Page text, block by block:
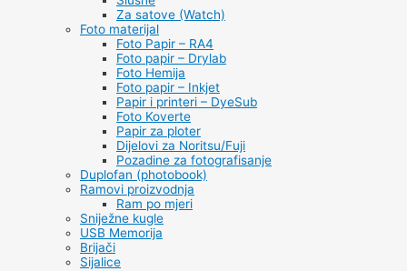
Za satove (Watch)
Foto materijal
Foto Papir – RA4
Foto papir – Drylab
Foto Hemija
Foto papir – Inkjet
Papir i printeri – DyeSub
Foto Koverte
Papir za ploter
Dijelovi za Noritsu/Fuji
Pozadine za fotografisanje
Duplofan (photobook)
Ramovi proizvodnja
Ram po mjeri
Sniježne kugle
USB Memorija
Brijači
Sijalice